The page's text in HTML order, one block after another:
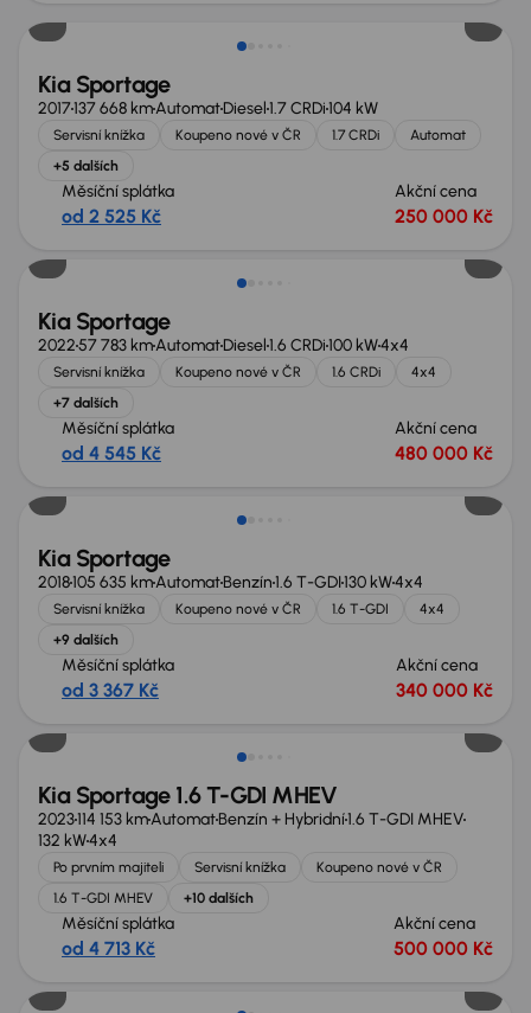
Kia Sportage
2017137 668 kmAutomatDiesel1.7 CRDi104 kW
Servisní knížka Koupeno nové v ČR 1.7 CRDi
Automat
+5 dalších
Měsíční splátka
od 2 525 Kč
Akční cena
250 000 Kč
Kia Sportage
202257 783 kmAutomatDiesel1.6 CRDi100 kW4x4
Servisní knížka Koupeno nové v ČR 1.6 CRDi
4x4
+7 dalších
Měsíční splátka
od 4 545 Kč
Akční cena
480 000 Kč
Kia Sportage
2018105 635 kmAutomatBenzín1.6 T-GDI130 kW4x4
Servisní knížka Koupeno nové v ČR 1.6 T-GDI
4x4
+9 dalších
Měsíční splátka
od 3 367 Kč
Akční cena
340 000 Kč
Kia Sportage 1.6 T-GDI MHEV
2023114 153 kmAutomatBenzín + Hybridní1.6 T-GDI MHEV
132 kW4x4
Po prvním majiteli Servisní knížka
Koupeno nové v ČR
1.6 T-GDI MHEV
+10 dalších
Měsíční splátka
od 4 713 Kč
Akční cena
500 000 Kč
Zlevněno o 10 000 Kč